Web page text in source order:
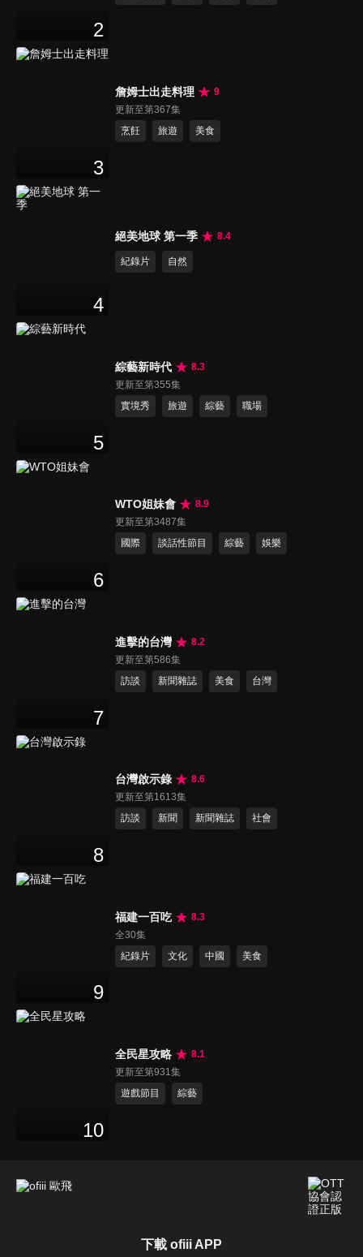
2
3
詹姆士出走料理
9
更新至第367集
烹飪
旅遊 美食
4
絕美地球 第一季 8.4
紀錄片 自然
5
綜藝新時代
8.3
更新至第355集
實境秀
旅遊 綜藝 職場
6
WTO姐妹會
8.9
更新至第3487集
國際
談話性節目 綜藝 娛樂
7
進擊的台灣
8.2
更新至第586集
訪談
新聞雜誌 美食 台灣
8
台灣啟示錄
8.6
更新至第1613集
訪談
新聞 新聞雜誌 社會
9
福建一百吃
8.3
全30集
紀錄片
文化 中國 美食
10
全民星攻略
8.1
更新至第931集
遊戲節目
綜藝
下載 ofiii APP